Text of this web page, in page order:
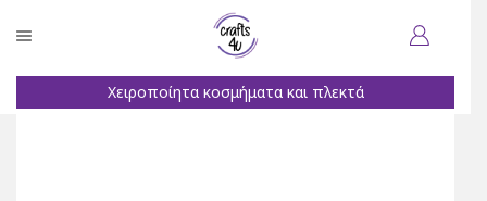
Χειροποίητα κοσμήματα και πλεκτά